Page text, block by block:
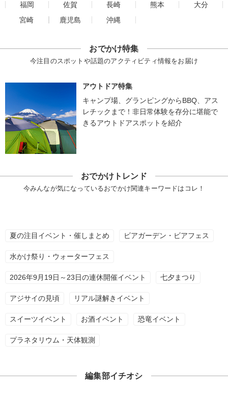
福岡
佐賀 長崎 熊本
大分
宮崎
鹿児島 沖縄
おでかけ特集
今注目のスポットや話題のアクティビティ情報をお届け
アウトドア特集
キャンプ場、グランピングからBBQ、アス
レチックまで！非日常体験を存分に堪能で
きるアウトドアスポットを紹介
おでかけトレンド
今みんなが気になっているおでかけ関連キーワードはコレ！
夏の注目イベント・催しまとめ ビアガーデン・ビアフェス
水かけ祭り・ウォーターフェス
2026年9月19日～23日の連休開催イベント 七夕まつり
アジサイの見頃 リアル謎解きイベント
スイーツイベント お酒イベント 恐竜イベント
プラネタリウム・天体観測
編集部イチオシ